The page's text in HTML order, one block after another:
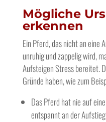
Mögliche
erkennen
Ein Pferd, das nicht an
unruhig und zappelig wird,
Aufsteigen Stress bereitet.
Gründe haben, wie zum
Das Pferd hat nie auf
entspannt an der